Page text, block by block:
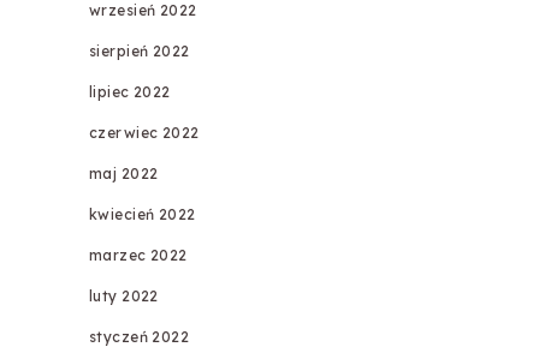
wrzesień 2022
sierpień 2022
lipiec 2022
czerwiec 2022
maj 2022
kwiecień 2022
marzec 2022
luty 2022
styczeń 2022